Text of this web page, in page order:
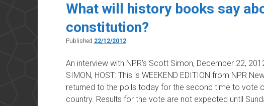
What will history books say
constitution?
Published 22/12/2012
An interview with NPR’s Scott Simon, December 22,
SIMON, HOST: This is WEEKEND EDITION from NPR
returned to the polls today for the second time to vote
country. Results for the vote are not expected until